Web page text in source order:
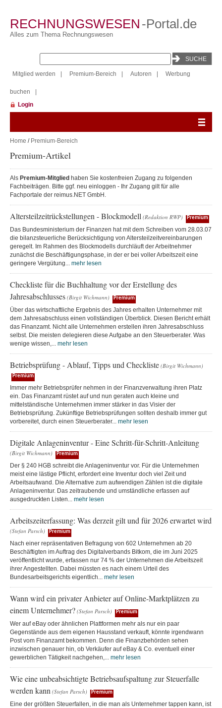
RECHNUNGSWESEN -Portal.de
Alles zum Thema Rechnungswesen
Mitglied werden Premium-Bereich Autoren Werbung
buchen
Login
Home / Premium-Bereich
Premium-Artikel
Als Premium-Mitglied haben Sie kostenfreien Zugang zu folgenden
Fachbeiträgen. Bitte ggf. neu einloggen - Ihr Zugang gilt für alle
Fachportale der reimus.NET GmbH.
Altersteilzeitrückstellungen - Blockmodell (Redaktion RWP) Premium
Das Bundesministerium der Finanzen hat mit dem Schreiben vom 28.03.07
die bilanzsteuerliche Berücksichtigung von Altersteilzeitvereinbarungen
geregelt. Im Rahmen des Blockmodells durchläuft der Arbeitnehmer
zunächst die Beschäftigungsphase, in der er bei voller Arbeitszeit eine
geringere Vergütung... mehr lesen
Checkliste für die Buchhaltung vor der Erstellung des
Jahresabschlusses (Birgit Wichmann) Premium
Über das wirtschaftliche Ergebnis des Jahres erhalten Unternehmer mit
dem Jahresabschluss einen vollständigen Überblick. Diesen Bericht erhält
das Finanzamt. Nicht alle Unternehmen erstellen ihren Jahresabschluss
selbst. Die meisten delegieren diese Aufgabe an den Steuerberater. Was
wenige wissen,... mehr lesen
Betriebsprüfung - Ablauf, Tipps und Checkliste (Birgit Wichmann)
Premium
Immer mehr Betriebsprüfer nehmen in der Finanzverwaltung ihren Platz
ein. Das Finanzamt rüstet auf und nun geraten auch kleine und
mittelständische Unternehmen immer stärker in das Visier der
Betriebsprüfung. Zukünftige Betriebsprüfungen sollten deshalb immer gut
vorbereitet, durch einen Steuerberater... mehr lesen
Digitale Anlageninventur - Eine Schritt-für-Schritt-Anleitung
(Birgit Wichmann) Premium
Der § 240 HGB schreibt die Anlageninventur vor. Für die Unternehmen
meist eine lästige Pflicht, erfordert eine Inventur doch viel Zeit und
Arbeitsaufwand. Die Alternative zum aufwendigen Zählen ist die digitale
Anlageninventur. Das zeitraubende und umständliche erfassen auf
ausgedruckten Listen... mehr lesen
Arbeitszeiterfassung: Was derzeit gilt und für 2026 erwartet wird
(Stefan Parsch) Premium
Nach einer repräsentativen Befragung von 602 Unternehmen ab 20
Beschäftigten im Auftrag des Digitalverbands Bitkom, die im Juni 2025
veröffentlicht wurde, erfassen nur 74 % der Unternehmen die Arbeitszeit
ihrer Angestellten. Dabei müssten es nach einem Urteil des
Bundesarbeitsgerichts eigentlich... mehr lesen
Wann wird ein privater Anbieter auf Online-Marktplätzen zu
einem Unternehmer? (Stefan Parsch) Premium
Wer auf eBay oder ähnlichen Plattformen mehr als nur ein paar
Gegenstände aus dem eigenen Hausstand verkauft, könnte irgendwann
Post vom Finanzamt bekommen. Denn die Finanzbehörden sehen
inzwischen genauer hin, ob Verkäufer auf eBay & Co. eventuell einer
gewerblichen Tätigkeit nachgehen,... mehr lesen
Wie eine unbeabsichtigte Betriebsaufspaltung zur Steuerfalle
werden kann (Stefan Parsch) Premium
Eine der größten Steuerfallen, in die man als Unternehmer tappen kann, ist